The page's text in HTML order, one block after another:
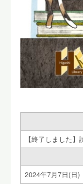
【終了しました
2024年7月7日(日)